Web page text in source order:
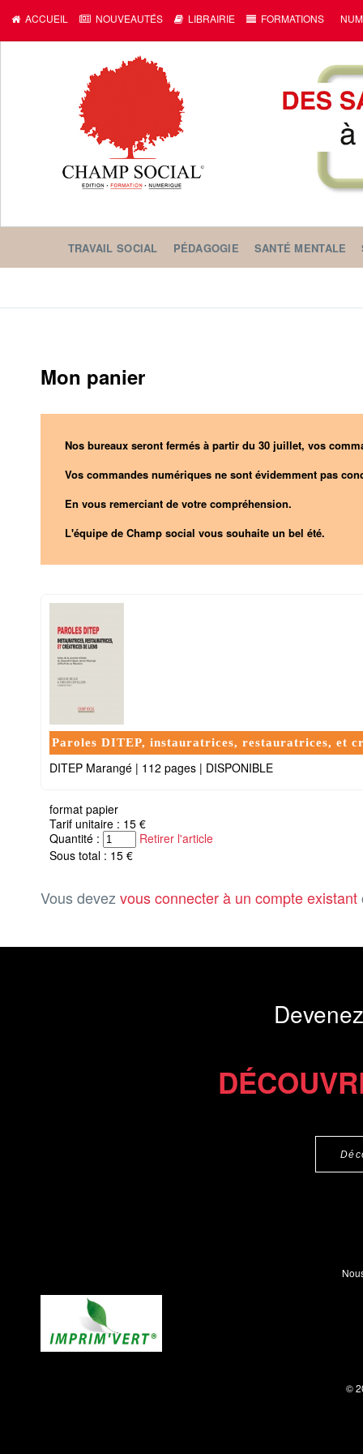
ACCUEIL NOUVEAUTÉS LIBRAIRIE FORMATIONS
TRAVAIL SOCIAL PÉDAGOGIE SANTÉ MENTALE
Mon panier
Nos bureaux seront fermés à partir du 30 juillet, vos
Vos commandes numériques ne sont évidemment pas
En vous remerciant de votre compréhension.
L'équipe de Champ social vous souhaite un bel été.
Paroles DITEP, instauratrices, restauratrices, et
DITEP Marangé | 112 pages | DISPONIBLE
format papier
Tarif unitaire : 15 €
Quantité :
Retirer l'article
Sous total : 15 €
Vous devez vous connecter à un compte existant
©